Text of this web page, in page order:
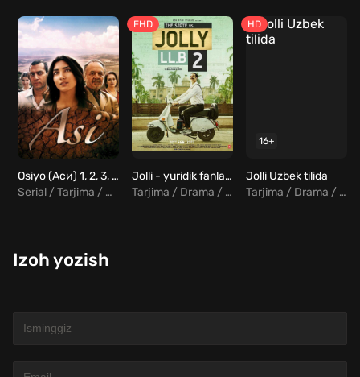
Osiyo (Аси) 1, 2, 3, 4, 5 ... 58, 59, 60, 61, 62, 63 Final qismlar Uzbek tilida
Serial / Tarjima / Drama / Melodrama / Turk
FHD
Jolli - yuridik fanlar bakalavri 2 / Jolli 2 / Sotilgan adolat 2 Uzbek tilida
Tarjima / Drama / Komediya / Hind
HD
16+
Jolli Uzbek tilida
Tarjima / Drama / Komediya / Hind
Izoh yozish